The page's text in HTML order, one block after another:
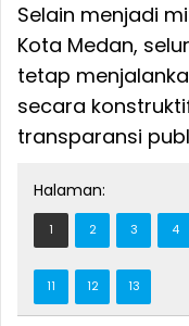
Selain menjadi
Kota Medan,
tetap
secara
transparansi
Halaman:
1 2 3 4
11 12 13